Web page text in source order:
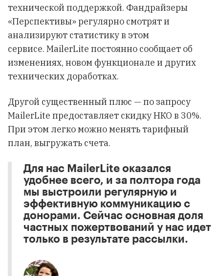
технической поддержкой. Фандрайзеры
«Перспективы» регулярно смотрят и
анализируют статистику в этом
сервисе. MailerLite постоянно сообщает об
изменениях, новом функционале и других
технических доработках.
Другой существенный плюс — по запросу
MailerLite предоставляет скидку НКО в 30%.
При этом легко можно менять тарифный
план, выгружать счета.
Для нас MailerLite оказался
удобнее всего, и за полтора года
мы выстроили регулярную и
эффективную коммуникацию с
донорами. Сейчас основная доля
частных пожертвований у нас идет
только в результате рассылки.